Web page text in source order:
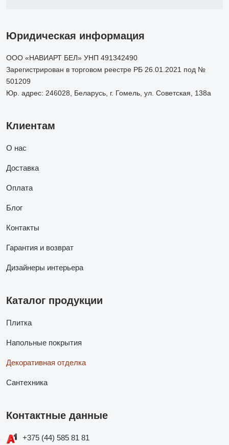
Юридическая информация
ООО «НАВИАРТ БЕЛ» УНП 491342490
Зарегистрирован в торговом реестре РБ 26.01.2021 под №
501209
Юр. адрес: 246028, Беларусь, г. Гомель, ул. Советская, 138а
Клиентам
О нас
Доставка
Оплата
Блог
Контакты
Гарантия и возврат
Дизайнеры интерьера
Каталог продукции
Плитка
Напольные покрытия
Декоративная отделка
Сантехника
Контактные данные
+375 (44) 585 81 81